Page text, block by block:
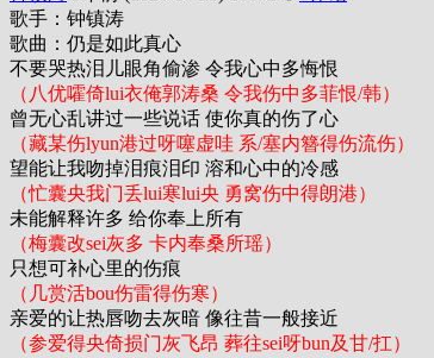
歌手：钟镇涛
歌曲：仍是如此真心
不要哭热泪儿眼角偷渗 令我心中多悔恨
（八优嚯倚lui衣俺郭涛桑 令我伤中多菲恨/韩）
曾无心乱讲过一些说话 使你真的伤了心
（藏某伤lyun港过呀噻虚哇 系/塞内簪得伤流伤）
望能让我吻掉泪痕泪印 溶和心中的冷感
（忙囊央我门丢lui寒lui央 勇窝伤中得朗港）
未能解释许多 给你奉上所有
（梅囊改sei灰多 卡内奉桑所瑶）
只想可补心里的伤痕
（几赏活bou伤雷得伤寒）
亲爱的让热唇吻去灰暗 像往昔一般接近
（参爱得央倚损门灰飞昂 葬往sei呀bun及甘/扛）